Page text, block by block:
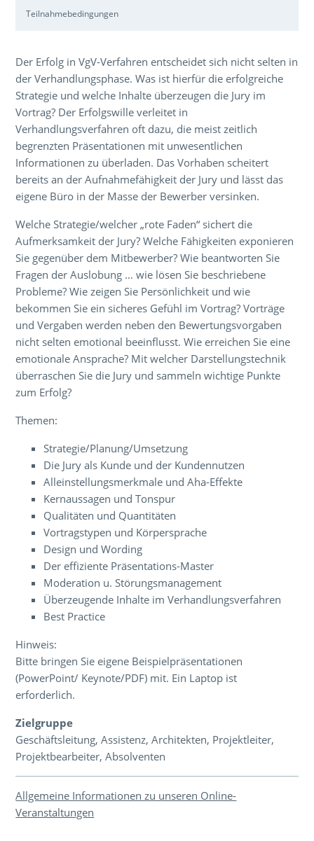
Teilnahmebedingungen
Der Erfolg in VgV-Verfahren entscheidet sich nicht selten in
der Verhandlungsphase. Was ist hierfür die erfolgreiche
Strategie und welche Inhalte überzeugen die Jury im
Vortrag? Der Erfolgswille verleitet in
Verhandlungsverfahren oft dazu, die meist zeitlich
begrenzten Präsentationen mit unwesentlichen
Informationen zu überladen. Das Vorhaben scheitert
bereits an der Aufnahmefähigkeit der Jury und lässt das
eigene Büro in der Masse der Bewerber versinken.
Welche Strategie/welcher „rote Faden“ sichert die
Aufmerksamkeit der Jury? Welche Fähigkeiten exponieren
Sie gegenüber dem Mitbewerber? Wie beantworten Sie
Fragen der Auslobung … wie lösen Sie beschriebene
Probleme? Wie zeigen Sie Persönlichkeit und wie
bekommen Sie ein sicheres Gefühl im Vortrag? Vorträge
und Vergaben werden neben den Bewertungsvorgaben
nicht selten emotional beeinflusst. Wie erreichen Sie eine
emotionale Ansprache? Mit welcher Darstellungstechnik
überraschen Sie die Jury und sammeln wichtige Punkte
zum Erfolg?
Themen:
Strategie/Planung/Umsetzung
Die Jury als Kunde und der Kundennutzen
Alleinstellungsmerkmale und Aha-Effekte
Kernaussagen und Tonspur
Qualitäten und Quantitäten
Vortragstypen und Körpersprache
Design und Wording
Der effiziente Präsentations-Master
Moderation u. Störungsmanagement
Überzeugende Inhalte im Verhandlungsverfahren
Best Practice
Hinweis:
Bitte bringen Sie eigene Beispielpräsentationen
(PowerPoint/ Keynote/PDF) mit. Ein Laptop ist
erforderlich.
Zielgruppe
Geschäftsleitung, Assistenz, Architekten, Projektleiter,
Projektbearbeiter, Absolventen
Allgemeine Informationen zu unseren Online-
Veranstaltungen